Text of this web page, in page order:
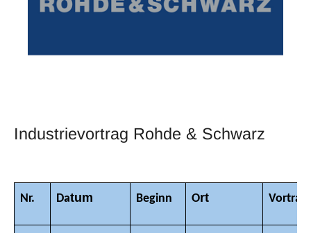
Industrievortrag Rohde & Schwarz
Nr. Datum Beginn Ort